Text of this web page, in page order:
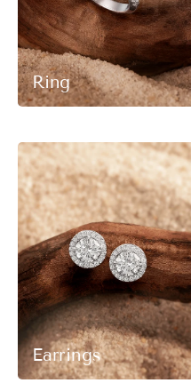
Ring
Earrings